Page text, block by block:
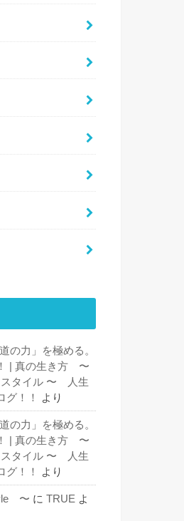
の力」を極める。
| 真の生き方 〜
スタイル 〜 人生
グ！！
より
の力」を極める。
| 真の生き方 〜
スタイル 〜 人生
グ！！
より
〜 に TRUE よ